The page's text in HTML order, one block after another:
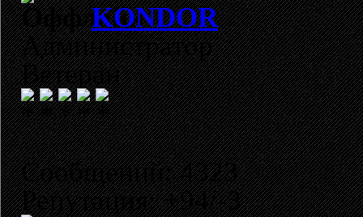
KONDOR
Администратор
Ветеран
Сообщений: 4323
Репутация: +94/-3